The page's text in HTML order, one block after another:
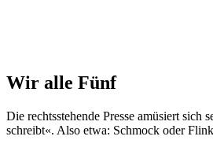
Wir alle Fünf
Die rechtsstehende Presse amüsiert
schreibt«. Also etwa: Schmock oder